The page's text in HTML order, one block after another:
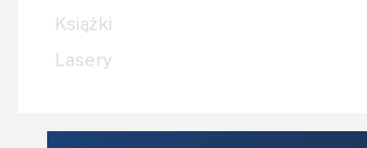
Książki
Lasery
Mechatronika